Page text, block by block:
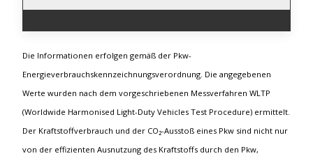
Die Informationen erfolgen gemäß der Pkw-
Energieverbrauchskennzeichnungsverordnung. Die angegebenen
Werte wurden nach dem vorgeschriebenen Messverfahren WLTP
(Worldwide Harmonised Light-Duty Vehicles Test Procedure) ermittelt.
Der Kraftstoffverbrauch und der CO₂-Ausstoß eines Pkw sind nicht nur
von der effizienten Ausnutzung des Kraftstoffs durch den Pkw,